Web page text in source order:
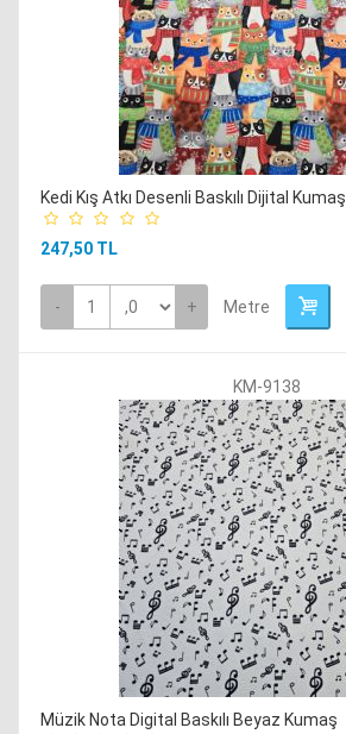
Kedi Kış Atkı Desenli Baskılı Dijital Kumaş
247,50 TL
- + Metre
KM-9138
Müzik Nota Digital Baskılı Beyaz Kumaş